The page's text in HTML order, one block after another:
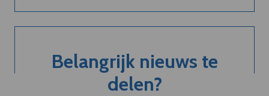
Belangrijk nieuws te
delen?